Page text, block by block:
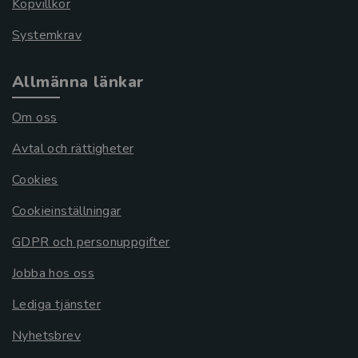
Köpvillkor
Systemkrav
Allmänna länkar
Om oss
Avtal och rättigheter
Cookies
Cookieinställningar
GDPR och personuppgifter
Jobba hos oss
Lediga tjänster
Nyhetsbrev